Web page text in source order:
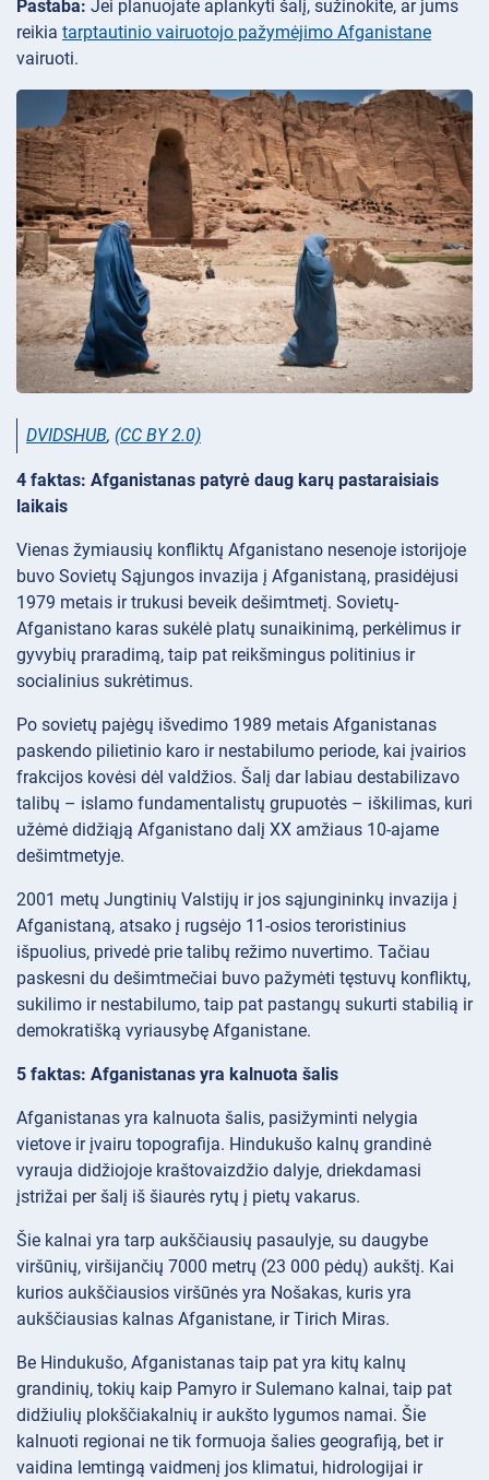
Pastaba: Jei planuojate aplankyti šalį, sužinokite, ar jums
reikia tarptautinio vairuotojo pažymėjimo Afganistane
vairuoti.
DVIDSHUB, (CC BY 2.0)
4 faktas: Afganistanas patyrė daug karų pastaraisiais
laikais
Vienas žymiausių konfliktų Afganistano nesenoje istorijoje
buvo Sovietų Sąjungos invazija į Afganistaną, prasidėjusi
1979 metais ir trukusi beveik dešimtmetį. Sovietų-
Afganistano karas sukėlė platų sunaikinimą, perkėlimus ir
gyvybių praradimą, taip pat reikšmingus politinius ir
socialinius sukrėtimus.
Po sovietų pajėgų išvedimo 1989 metais Afganistanas
paskendo pilietinio karo ir nestabilumo periode, kai įvairios
frakcijos kovėsi dėl valdžios. Šalį dar labiau destabilizavo
talibų – islamo fundamentalistų grupuotės – iškilimas, kuri
užėmė didžiąją Afganistano dalį XX amžiaus 10-ajame
dešimtmetyje.
2001 metų Jungtinių Valstijų ir jos sąjungininkų invazija į
Afganistaną, atsako į rugsėjo 11-osios teroristinius
išpuolius, privedė prie talibų režimo nuvertimo. Tačiau
paskesni du dešimtmečiai buvo pažymėti tęstuvų konfliktų,
sukilimo ir nestabilumo, taip pat pastangų sukurti stabilią ir
demokratišką vyriausybę Afganistane.
5 faktas: Afganistanas yra kalnuota šalis
Afganistanas yra kalnuota šalis, pasižyminti nelygia
vietove ir įvairu topografija. Hindukušo kalnų grandinė
vyrauja didžiojoje kraštovaizdžio dalyje, driekdamasi
įstrižai per šalį iš šiaurės rytų į pietų vakarus.
Šie kalnai yra tarp aukščiausių pasaulyje, su daugybe
viršūnių, viršijančių 7000 metrų (23 000 pėdų) aukštį. Kai
kurios aukščiausios viršūnės yra Nošakas, kuris yra
aukščiausias kalnas Afganistane, ir Tirich Miras.
Be Hindukušo, Afganistanas taip pat yra kitų kalnų
grandinių, tokių kaip Pamyro ir Sulemano kalnai, taip pat
didžiulių plokščiakalnių ir aukšto lygumos namai. Šie
kalnuoti regionai ne tik formuoja šalies geografiją, bet ir
vaidina lemtingą vaidmenį jos klimatui, hidrologijai ir